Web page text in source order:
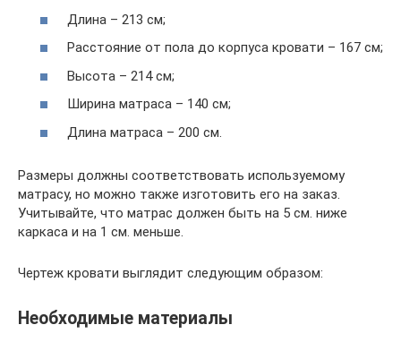
Длина – 213 см;
Расстояние от пола до корпуса кровати – 167 см;
Высота – 214 см;
Ширина матраса – 140 см;
Длина матраса – 200 см.
Размеры должны соответствовать используемому
матрасу, но можно также изготовить его на заказ.
Учитывайте, что матрас должен быть на 5 см. ниже
каркаса и на 1 см. меньше.
Чертеж кровати выглядит следующим образом:
Необходимые материалы